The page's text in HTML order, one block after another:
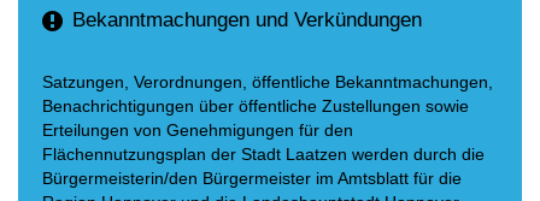
Bekanntmachungen und Verkündungen
Satzungen, Verordnungen, öffentliche Bekanntmachungen,
Benachrichtigungen über öffentliche Zustellungen sowie
Erteilungen von Genehmigungen für den
Flächennutzungsplan der Stadt Laatzen werden durch die
Bürgermeisterin/den Bürgermeister im Amtsblatt für die